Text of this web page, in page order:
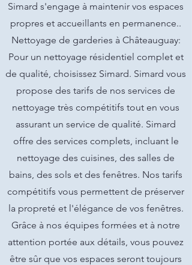
Simard s'engage à maintenir vos espaces
propres et accueillants en permanence..
Nettoyage de garderies à Châteauguay:
Pour un nettoyage résidentiel complet et
de qualité, choisissez Simard. Simard vous
propose des tarifs de nos services de
nettoyage très compétitifs tout en vous
assurant un service de qualité. Simard
offre des services complets, incluant le
nettoyage des cuisines, des salles de
bains, des sols et des fenêtres. Nos tarifs
compétitifs vous permettent de préserver
la propreté et l'élégance de vos fenêtres.
Grâce à nos équipes formées et à notre
attention portée aux détails, vous pouvez
être sûr que vos espaces seront toujours